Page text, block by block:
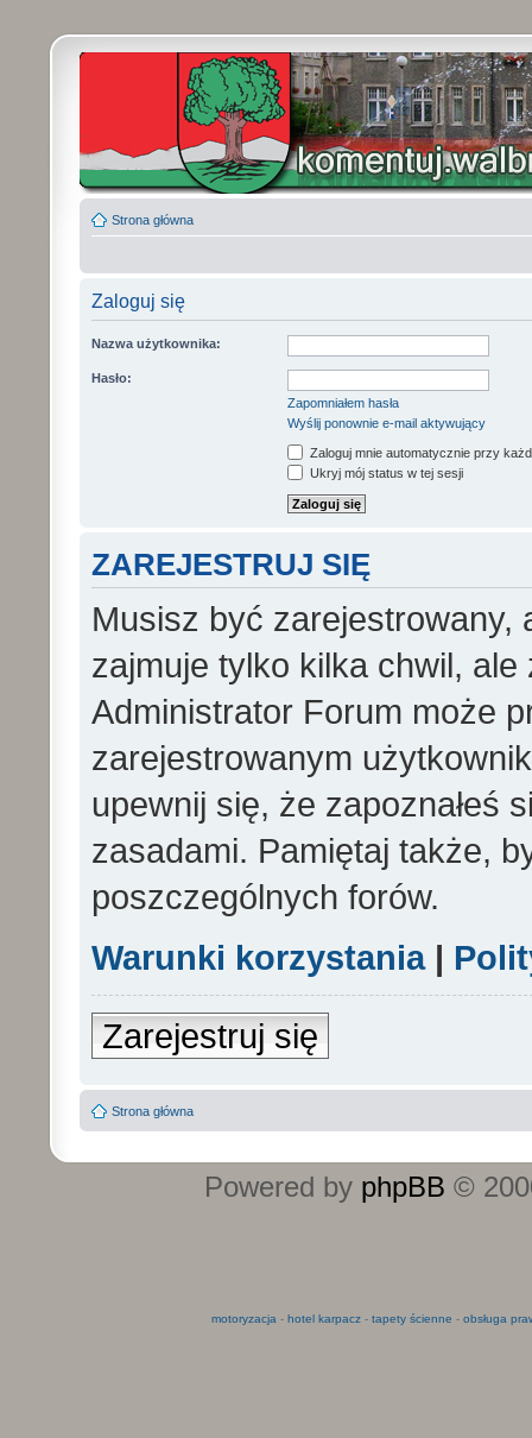
Strona główna
Zaloguj się
Nazwa użytkownika:
Hasło:
Zapomniałem hasła
Wyślij ponownie e-mail aktywujący
Zaloguj mnie automatycznie przy
Ukryj mój status w tej sesji
ZAREJESTRUJ SIĘ
Musisz być zarejestrowany,
zajmuje tylko kilka chwil,
Administrator Forum może
zarejestrowanym
upewnij się, że zapoznałeś
zasadami. Pamiętaj także,
poszczególnych forów.
Warunki korzystania|
Zarejestruj się
Strona główna
Powered by phpBB ©
motoryzacja - hotel karpacz- tapety ścienne - obsługa